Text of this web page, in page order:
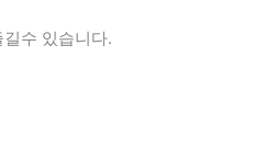
수 있습니다.